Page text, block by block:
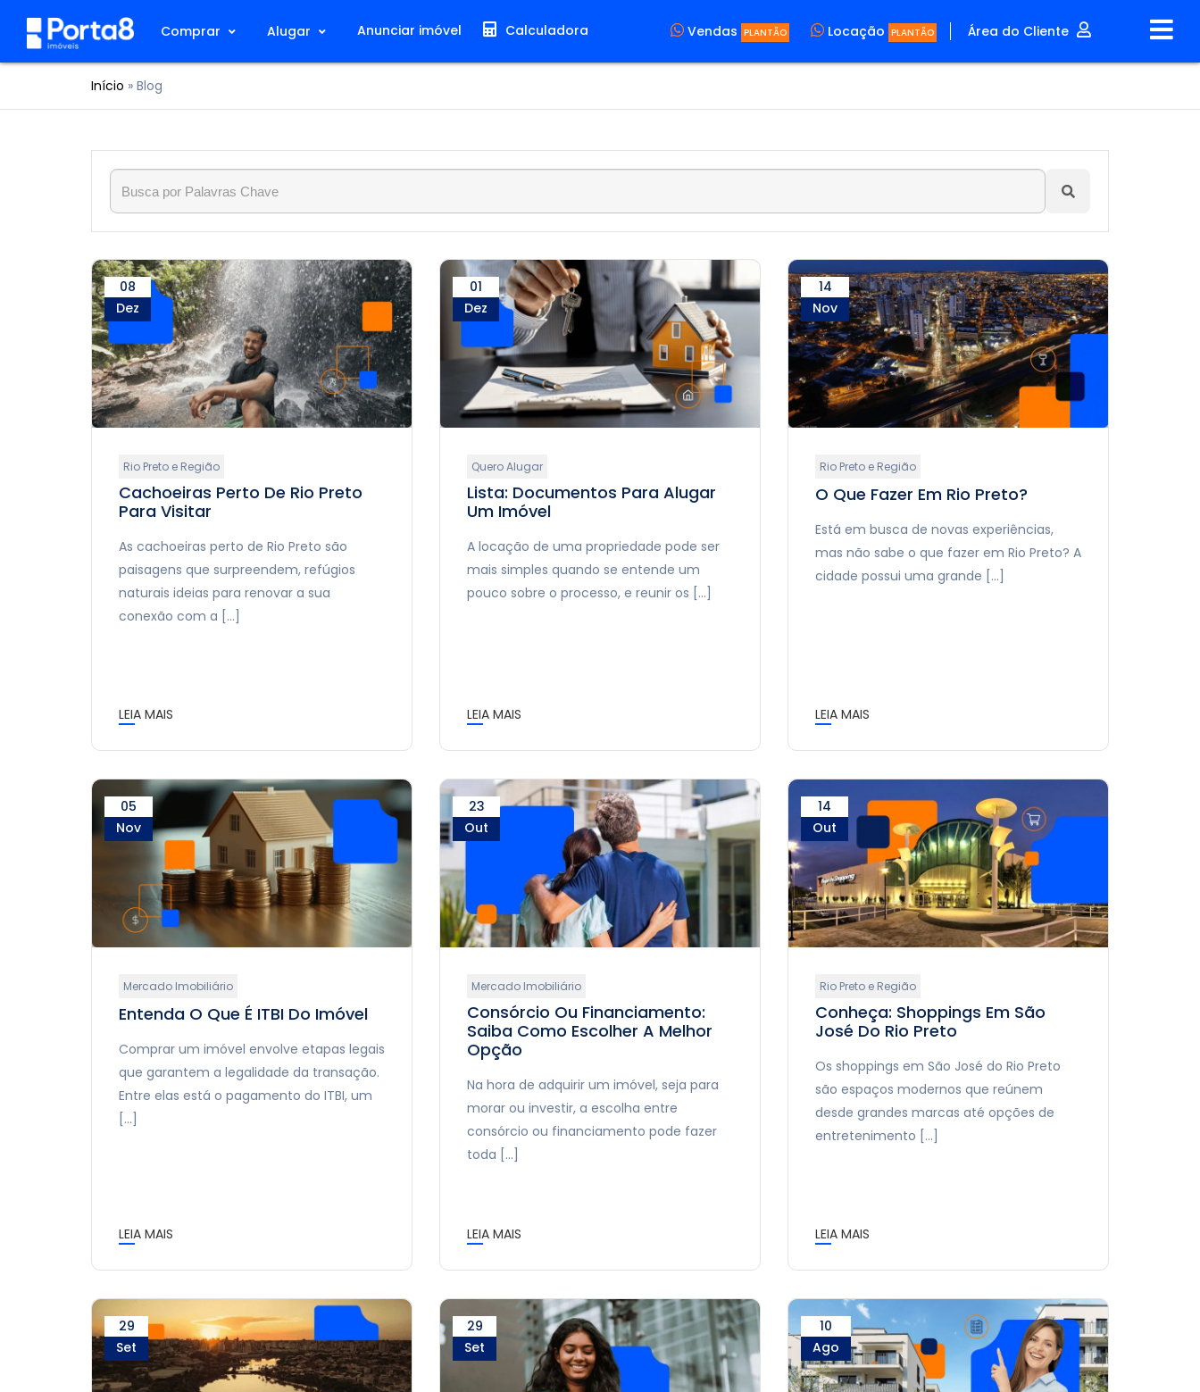
Comprar Alugar Anunciar imóvel Calculadora Vendas PLANTÃO Locação PLANTÃO Área do Cliente
Início » Blog
08
Dez
Rio Preto e Região
Cachoeiras Perto De Rio Preto
Para Visitar
As cachoeiras perto de Rio Preto são
paisagens que surpreendem, refúgios
naturais ideias para renovar a sua
conexão com a […]
LEIA MAIS
01
Dez
Quero Alugar
Lista: Documentos Para Alugar
Um Imóvel
A locação de uma propriedade pode ser
mais simples quando se entende um
pouco sobre o processo, e reunir os […]
LEIA MAIS
14
Nov
Rio Preto e Região
O Que Fazer Em Rio Preto?
Está em busca de novas experiências,
mas não sabe o que fazer em Rio Preto? A
cidade possui uma grande […]
LEIA MAIS
05
Nov
Mercado Imobiliário
Entenda O Que É ITBI Do Imóvel
Comprar um imóvel envolve etapas legais
que garantem a legalidade da transação.
Entre elas está o pagamento do ITBI, um
[…]
LEIA MAIS
23
Out
Mercado Imobiliário
Consórcio Ou Financiamento:
Saiba Como Escolher A Melhor
Opção
Na hora de adquirir um imóvel, seja para
morar ou investir, a escolha entre
consórcio ou financiamento pode fazer
toda […]
LEIA MAIS
14
Out
Rio Preto e Região
Conheça: Shoppings Em São
José Do Rio Preto
Os shoppings em São José do Rio Preto
são espaços modernos que reúnem
desde grandes marcas até opções de
entretenimento […]
LEIA MAIS
29
Set
29
Set
10
Ago